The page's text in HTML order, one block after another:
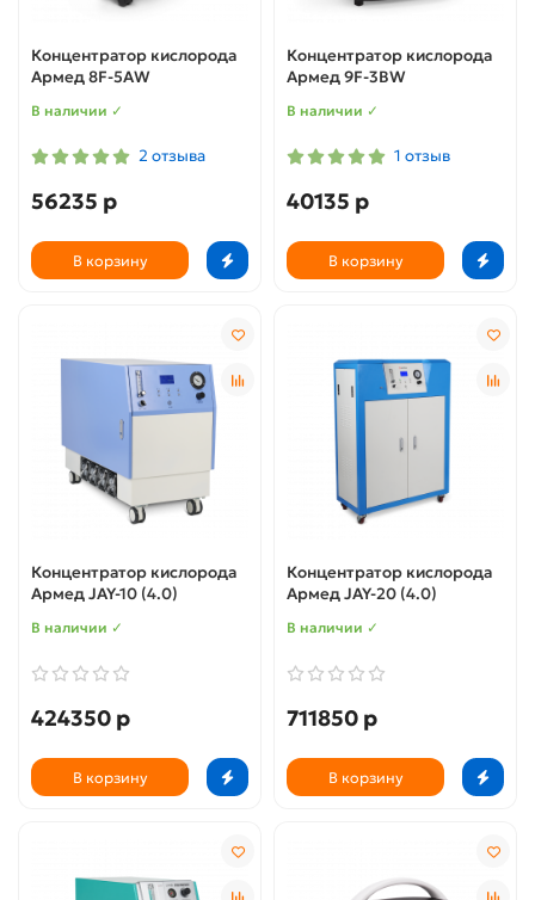
Концентратор кислорода
Армед 8F-5AW
В наличии ✓
2 отзыва
56235 р
В корзину
Концентратор кислорода
Армед 9F-3BW
В наличии ✓
1 отзыв
40135 р
В корзину
Концентратор кислорода
Армед JAY-10 (4.0)
В наличии ✓
424350 р
В корзину
Концентратор кислорода
Армед JAY-20 (4.0)
В наличии ✓
711850 р
В корзину